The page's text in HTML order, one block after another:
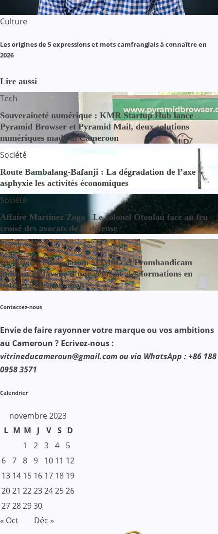
Culture
Les origines de 5 expressions et mots camfranglais à connaître en
2026
Lire aussi
Tech
Souveraineté numérique : KMR Startup Hub lance
Pyramid Browser et Pyramid Mail, deux solutions
numériques made in Cameroon
Société
Route Bambalang-Bafanji : La dégradation de l’axe
asphyxie les activités économiques
Société
Affaire Martinez Zogo : Le colonel Otoulou face au feu
croisé des avocats de la défense
Société
Inclusion : l’association SOMSO et Promhandicam
militent en faveur d’une réforme des formations en
hôtellerie-restauration
Contactez-nous
Envie de faire rayonner votre marque ou vos ambitions
au Cameroun ? Ecrivez-nous :
vitrineducameroun@gmail.com ou via WhatsApp : +86 188
0958 3571
Calendrier
novembre 2023
L M M J V S D
1
2 3 4
5
6 7 8 9 10 11 12
13 14 15 16 17 18 19
2021 2223242526
27282930
« Oct
Déc »